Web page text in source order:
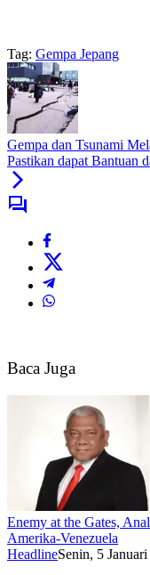
Tag: Gempa Jepang
Gempa dan Tsunami
Pastikan dapat Bantuan
Baca Juga
Enemy at the Gates,
Amerika-Venezuela
HeadlineSenin, 5